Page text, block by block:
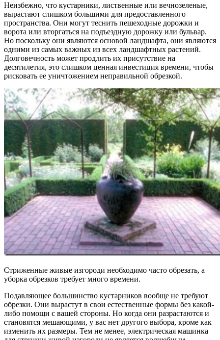
Неизбежно, что кустарники, лиственные или вечнозеленые,
вырастают слишком большими для предоставленного
пространства. Они могут теснить пешеходные дорожки и
ворота или вторгаться на подъездную дорожку или бульвар.
Но поскольку они являются основой ландшафта, они являются
одними из самых важных из всех ландшафтных растений.
Долговечность может продлить их присутствие на
десятилетия, это слишком ценная инвестиция времени, чтобы
рисковать ее уничтожением неправильной обрезкой.
Стриженные живые изгороди необходимо часто обрезать, а
уборка обрезков требует много времени.
Подавляющее большинство кустарников вообще не требуют
обрезки. Они вырастут в свои естественные формы без какой-
либо помощи с вашей стороны. Но когда они разрастаются и
становятся мешающими, у вас нет другого выбора, кроме как
изменить их размеры. Тем не менее, электрическая машинка